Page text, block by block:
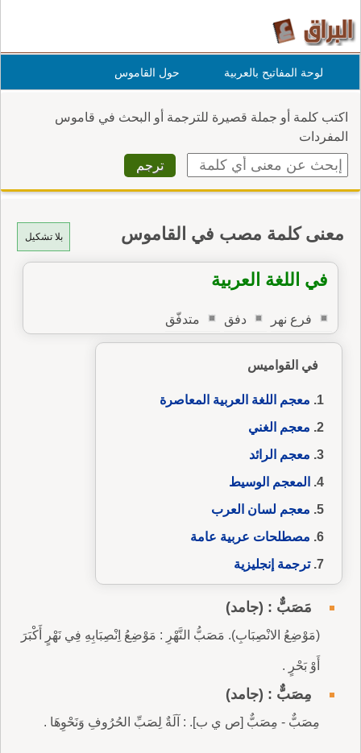
لوحة المفاتيح بالعربية حول القاموس
اكتب كلمة أو جملة قصيرة للترجمة أو البحث في قاموس
المفردات
بلا تشكيل معنى كلمة مصب في القاموس
في اللغة العربية
فرع نهر دفق متدفّق
في القواميس
معجم اللغة العربية المعاصرة
معجم الغني
معجم الرائد
المعجم الوسيط
معجم لسان العرب
مصطلحات عربية عامة
ترجمة إنجليزية
مَصَبٌّ : (جامد)
(مَوْضِعُ الانْصِبَابِ). مَصَبُّ النَّهْرِ : مَوْضِعُ اِنْصِبَابِهِ فِي نَهْرٍ أَكْبَرَ
أَوْ بَحْرٍ .
مِصَبٌّ : (جامد)
مِصَبٌّ - مِصَبٌّ [ص ي ب]. : آلَةٌ لِصَبِّ الحُرُوفِ وَنَحْوِهَا .